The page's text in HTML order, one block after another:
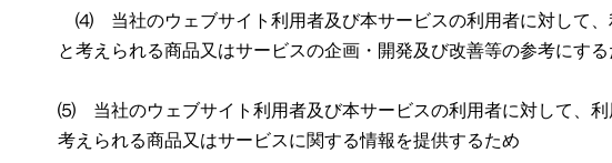
⑷ 当社のウェブサイト利用者及び本サービスの利用者に対して、
と考えられる商品又はサービスの企画・開発及び改善等の参考にする
⑸ 当社のウェブサイト利用者及び本サービスの利用者に対して、利
考えられる商品又はサービスに関する情報を提供するため